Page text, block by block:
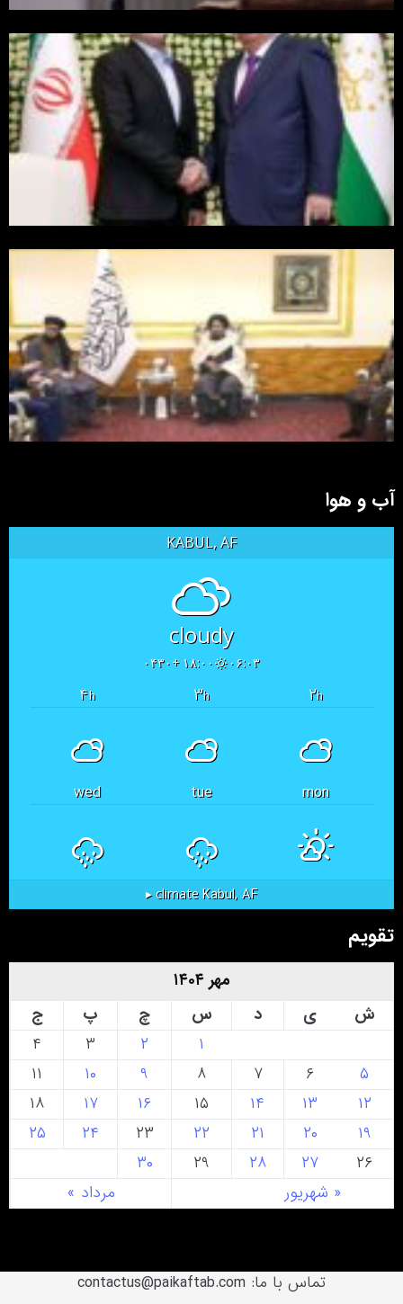
آب و هوا
KABUL, AF
cloudy
۰۶:۰۳ ۱۸:۰۰ +۰۴۳۰
۲h ۳h ۴h
mon
tue
wed
Kabul, AF
climate ▸
تقویم
مهر ۱۴۰۴
ش
ی د س چ پ ج
« شهریور مرداد »
۲ ۳
۴
۵
۶ ۷ ۸ ۹ ۱۰
۱۱
۱۲
۱۳ ۱۴ ۱۵ ۱۶ ۱۷
۱۸
۱۹
۲۰ ۲۱ ۲۲ ۲۳ ۲۴
۲۵
۲۶
۲۷ ۲۸ ۲۹ ۳۰
تماس با ما: contactus@paikaftab.com